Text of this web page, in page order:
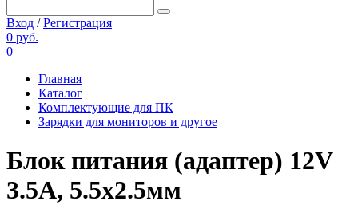
Вход /Регистрация
0 руб.
0
Главная
Каталог
Комплектующие для ПК
Зарядки для мониторов и другое
Блок питания (адаптер) 12V
3.5A, 5.5x2.5мм